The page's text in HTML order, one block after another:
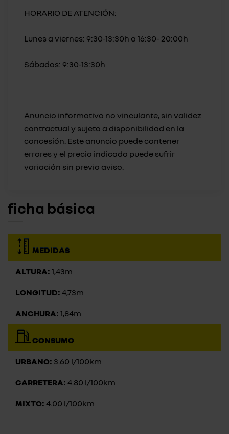
HORARIO DE ATENCIÓN:
Lunes a viernes: 9:30-13:30h a 16:30- 20:00h
Sábados: 9:30-13:30h
Anuncio informativo no vinculante, sin validez
contractual y sujeto a disponibilidad en la
concesión. Este anuncio puede contener
errores y el precio indicado puede sufrir
ficha básica
MEDIDAS
ALTURA: 1,43m
LONGITUD: 4,73m
ANCHURA: 1,84m
CONSUMO
URBANO: 3.60 l/100km
CARRETERA: 4.80 l/100km
MIXTO: 4.00 l/100km